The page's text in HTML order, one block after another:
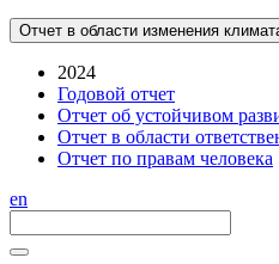
Отчет в области изменения
2024
Годовой отчет
Отчет об устойчивом
Отчет в области
Отчет по правам человека
en